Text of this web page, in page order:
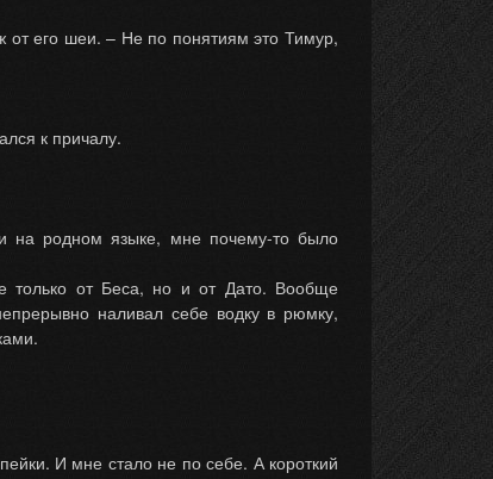
от его шеи. – Не по понятиям это Тимур,
к причалу.
на родном языке, мне почему-то было
только от Беса, но и от Дато. Вообще
наливал себе водку в рюмку,
И мне стало не по себе. А короткий